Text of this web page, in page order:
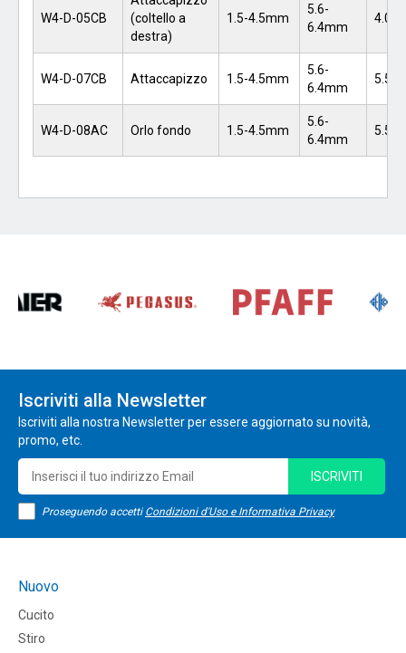
W4-D-05CB
(coltello a
destra)
1.5-4.5mm
5.6-
6.4mm
W4-D-07CB Attaccapizzo 1.5-4.5mm
5.6-
6.4mm
W4-D-08AC Orlo fondo 1.5-4.5mm
5.6-
6.4mm
Iscriviti alla Newsletter
Iscriviti alla nostra Newsletter per essere aggiornato su novità,
promo, etc.
Proseguendo accetti Condizioni d'Uso e Informativa Privacy
ISCRIVITI
Nuovo
Cucito
Stiro